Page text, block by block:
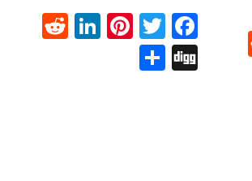
Reddit
Facebook
Twitter
Pinterest
Digg
Share